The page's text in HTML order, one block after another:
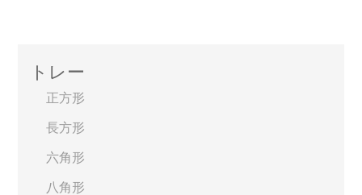
トレー
正方形
長方形
六角形
八角形